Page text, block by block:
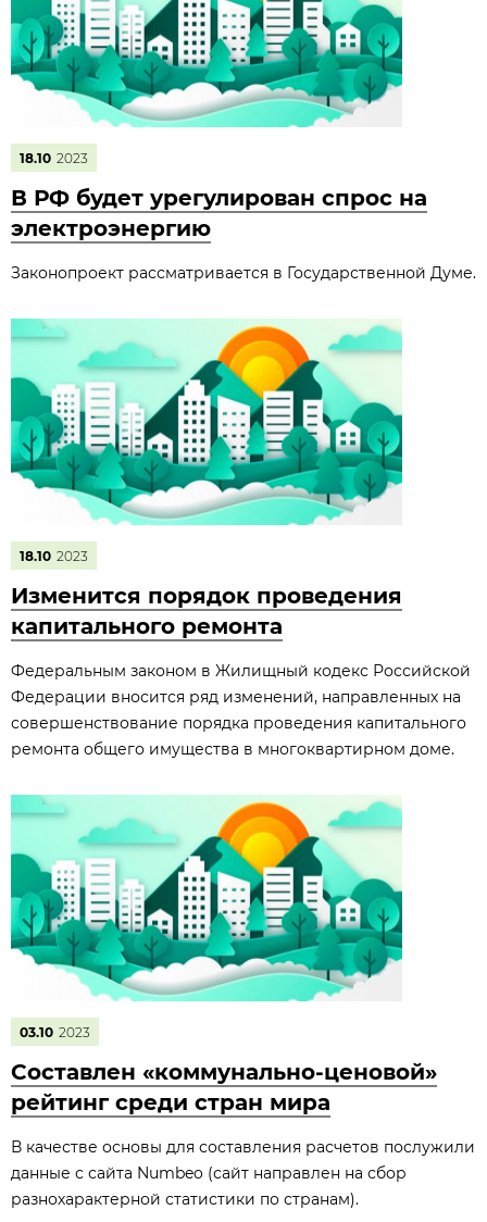
18.10 2023
В РФ будет урегулирован спрос на
электроэнергию
Законопроект рассматривается в Государственной Думе.
18.10 2023
Изменится порядок проведения
капитального ремонта
Федеральным законом в Жилищный кодекс Российской
Федерации вносится ряд изменений, направленных на
совершенствование порядка проведения капитального
ремонта общего имущества в многоквартирном доме.
03.10 2023
Составлен «коммунально-ценовой»
рейтинг среди стран мира
В качестве основы для составления расчетов послужили
данные с сайта Numbeo (сайт направлен на сбор
разнохарактерной статистики по странам).